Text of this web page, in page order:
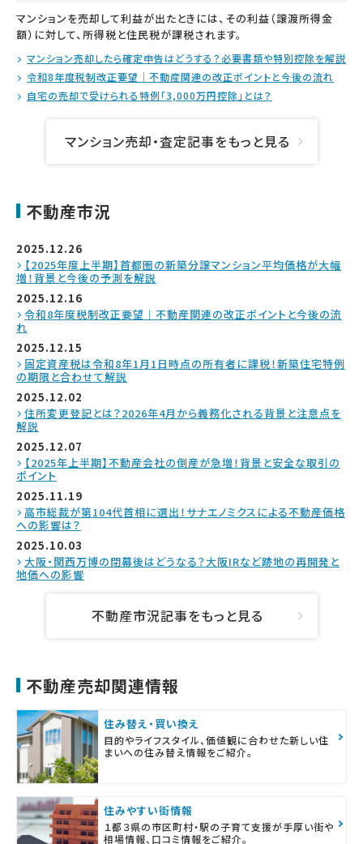
マンションを売却して利益が出たときには、その利益（譲渡所得金
額）に対して、所得税と住民税が課税されます。
マンション売却したら確定申告はどうする？必要書類や特別控除を解説
令和8年度税制改正要望｜不動産関連の改正ポイントと今後の流れ
自宅の売却で受けられる特例「3,000万円控除」とは？
マンション売却・査定記事をもっと見る
不動産市況
2025.12.26
【2025年度上半期】首都圏の新築分譲マンション平均価格が大幅
増！背景と今後の予測を解説
2025.12.16
令和8年度税制改正要望｜不動産関連の改正ポイントと今後の流
れ
2025.12.15
固定資産税は令和8年1月1日時点の所有者に課税！新築住宅特例
の期限と合わせて解説
2025.12.02
住所変更登記とは？2026年4月から義務化される背景と注意点を
解説
2025.12.07
【2025年上半期】不動産会社の倒産が急増！背景と安全な取引の
ポイント
2025.11.19
高市総裁が第104代首相に選出！サナエノミクスによる不動産価格
への影響は？
2025.10.03
大阪・関西万博の閉幕後はどうなる？大阪IRなど跡地の再開発と
地価への影響
不動産市況記事をもっと見る
不動産売却関連情報
住み替え・買い換え
目的やライフスタイル、価値観に合わせた新しい住
まいへの住み替え情報をご紹介。
住みやすい街情報
１都３県の市区町村・駅の子育て支援が手厚い街や
相場情報、口コミ情報をご紹介。